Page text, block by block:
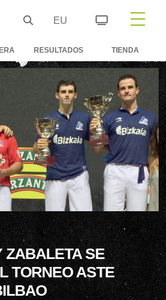
EU
RESULTADOS TIENDA
ZABALETA SE
TORNEO ASTE